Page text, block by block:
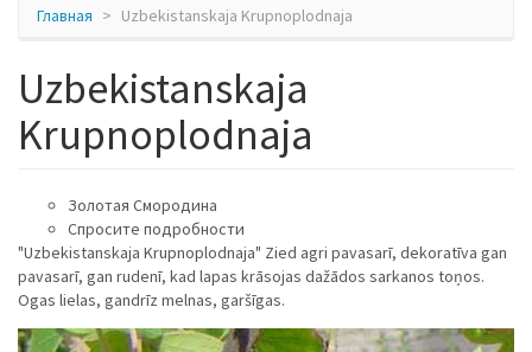
Главная Uzbekistanskaja Krupnoplodnaja
Uzbekistanskaja
Krupnoplodnaja
Золотая Cмородина
Спросите подробности
"Uzbekistanskaja Krupnoplodnaja" Zied agri pavasarī, dekoratīva gan
pavasarī, gan rudenī, kad lapas krāsojas dažādos sarkanos toņos.
Ogas lielas, gandrīz melnas, garšīgas.